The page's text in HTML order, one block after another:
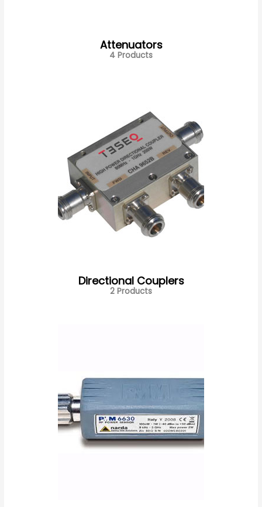
Attenuators
4 Products
Directional Couplers
2 Products